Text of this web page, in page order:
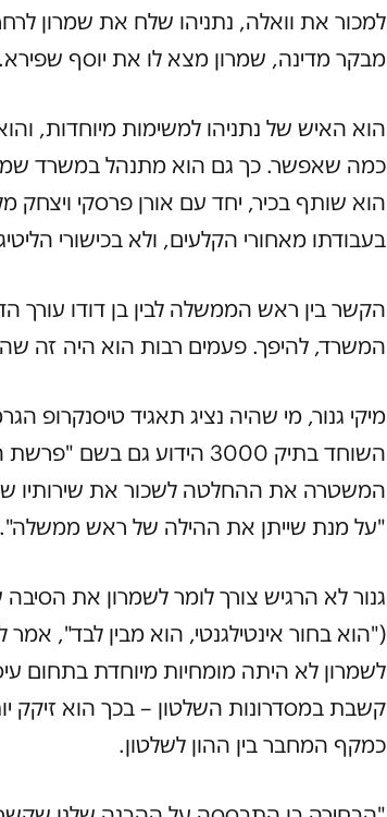
למכור את וואלה, נתניהו שלח את שמרון
מבקר מדינה, שמרון מצא לו את יוסף שפירא.
הוא האיש של נתניהו למשימות מיוחדות,
כמה שאפשר. כך גם הוא מתנהל במשרד
הוא שותף בכיר, יחד עם אורן פרסקי ויצחק
בעבודתו מאחורי הקלעים, ולא בכישורי
הקשר בין ראש הממשלה לבין בן דודו עורך
המשרד, להיפך. פעמים רבות הוא היה זה
מיקי גנור, מי שהיה נציג תאגיד טיסנקרופ
השוחד בתיק 3000 הידוע גם
המשטרה את ההחלטה לשכור את שירותיו
"על מנת שייתן את ההילה של ראש ממשלה".
גנור לא הרגיש צורך לומר לשמרון את
("הוא בחור אינטילגנטי, הוא מבין לבד", אמר
לשמרון לא היתה מומחיות מיוחדת בתחום
קשבת במסדרונות השלטון – בכך הוא זיקק
כמקף המחבר בין ההון לשלטון.